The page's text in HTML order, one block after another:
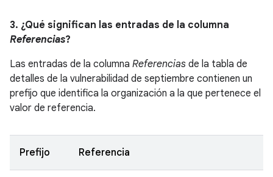
3. ¿Qué significan las entradas de la columna
Referencias?
Las entradas de la columna Referencias de la tabla de
detalles de la vulnerabilidad de septiembre contienen un
prefijo que identifica la organización a la que pertenece el
valor de referencia.
Prefijo Referencia